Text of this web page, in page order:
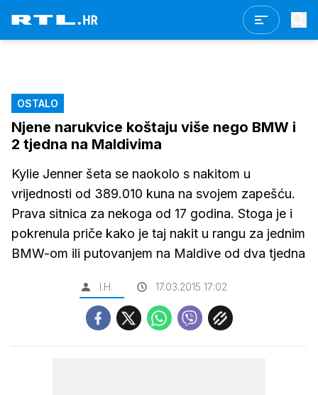
OSTALO
Njene narukvice koštaju više nego BMW i
2 tjedna na Maldivima
Kylie Jenner šeta se naokolo s nakitom u
vrijednosti od 389.010 kuna na svojem zapešću.
Prava sitnica za nekoga od 17 godina. Stoga je i
pokrenula priče kako je taj nakit u rangu za jednim
BMW-om ili putovanjem na Maldive od dva tjedna
I.H. 17.03.2015 17:02